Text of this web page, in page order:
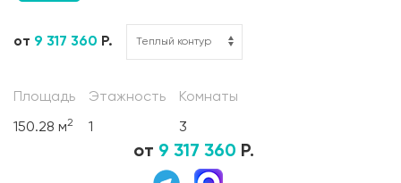
от 9 317 360 Р.
Площадь
150.28 м2
Этажность
1
Комнаты
3
от 9 317 360 Р.